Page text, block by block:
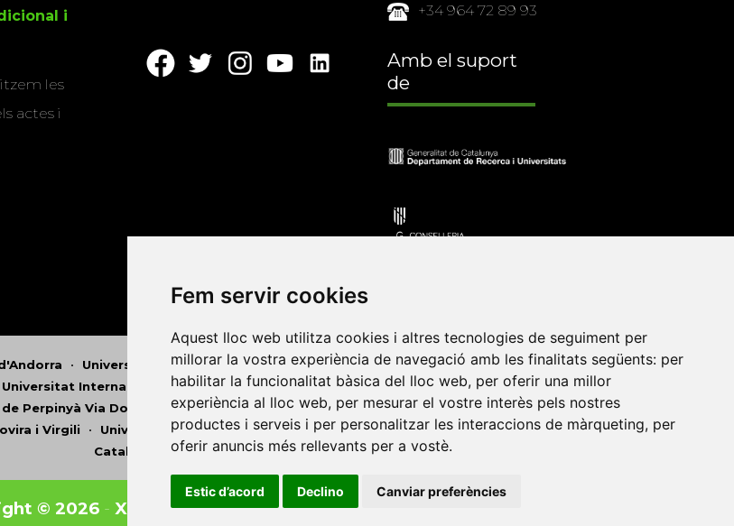
Fem servir cookies
Aquest lloc web utilitza cookies i altres tecnologies de seguiment per
millorar la vostra experiència de navegació amb les finalitats següents: per
habilitar la funcionalitat bàsica del lloc web, per oferir una millor
experiència al lloc web, per mesurar el vostre interès pels nostres
productes i serveis i per personalitzar les interaccions de màrqueting, per
oferir anuncis més rellevants per a vostè.
Estic d’acord Declino Canviar preferències
i
les
actes i
+34 964 72 89 93
Amb el suport
de
• Universitat Autònoma de Barcelona•Universitat de Barcelona • Universitat CEU Cardenal
Universitat Internacional de Catalunya•Universitat Jaume I •Universitat de Lleida•Universitat Miguel
Perpinyà Via Domitia •Universitat Politècnica de Catalunya•Universitat Politècnica de València
i Virgili • Universitat de Sàsser •Universitat de València• Universitat de Vic - Universitat Central de
Catalunya
© 2026- Xarxa Vives d'Universitats